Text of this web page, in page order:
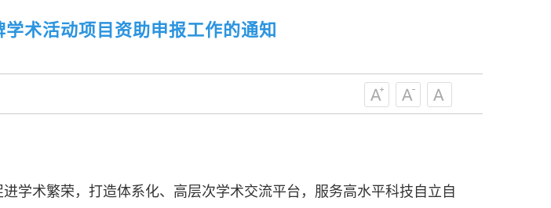
中国科协各级组织要坚持为科技工作者服务、为
创新驱动发展服务、为提高全民科学素质服务、为党
型、平台型科协组织建设，接长手臂，扎根基层，团
结引领广大科技工作者积极进军科技创新，组织开展
创新争先行动，促进科技繁荣发展，促进科学普及和
术活动项目资助申报工作的通知
学术繁荣，打造体系化、高层次学术交流平台，服务高水平科技自立自